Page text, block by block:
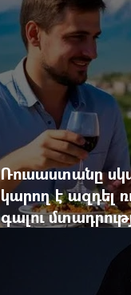
Ռուսաստանը
կարող է ազդել
գալու
խորանալ հայ-